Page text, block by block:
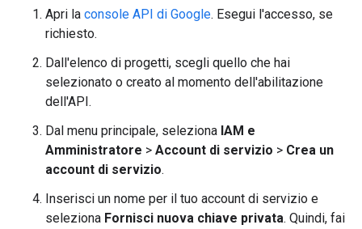
Apri la console API di Google. Esegui l'accesso, se
richiesto.
Dall'elenco di progetti, scegli quello che hai
selezionato o creato al momento dell'abilitazione
dell'API.
Dal menu principale, seleziona IAM e
Amministratore > Account di servizio > Crea un
account di servizio.
Inserisci un nome per il tuo account di servizio e
seleziona Fornisci nuova chiave privata. Quindi, fai